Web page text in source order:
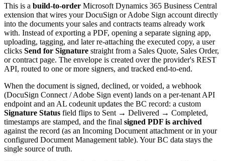
This is a build-to-order Microsoft Dynamics 365 Business Central
extension that wires your DocuSign or Adobe Sign account directly
into the documents your sales and contracts teams already work
with. Instead of exporting a PDF, opening a separate signing app,
uploading, tagging, and later re-attaching the executed copy, a user
clicks Send for Signature straight from a Sales Quote, Sales Order,
or contract page. The envelope is created over the provider's REST
API, routed to one or more signers, and tracked end-to-end.
When the document is signed, declined, or voided, a webhook
(DocuSign Connect / Adobe Sign event) lands on a per-tenant API
endpoint and an AL codeunit updates the BC record: a custom
Signature Status field flips to Sent → Delivered → Completed,
timestamps are stamped, and the final signed PDF is archived
against the record (as an Incoming Document attachment or in your
configured Document Management table). Your BC data stays the
single source of truth.